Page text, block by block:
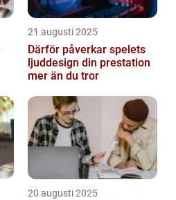
21 augusti 2025
Därför påverkar spelets
ljuddesign din prestation
mer än du tror
20 augusti 2025